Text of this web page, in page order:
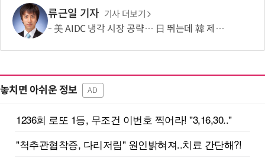
류근일 기자 기사 더보기
美 AIDC 냉각 시장 공략… 日 뛰는데 韓 제자리
놓치면 아쉬운 정보 AD